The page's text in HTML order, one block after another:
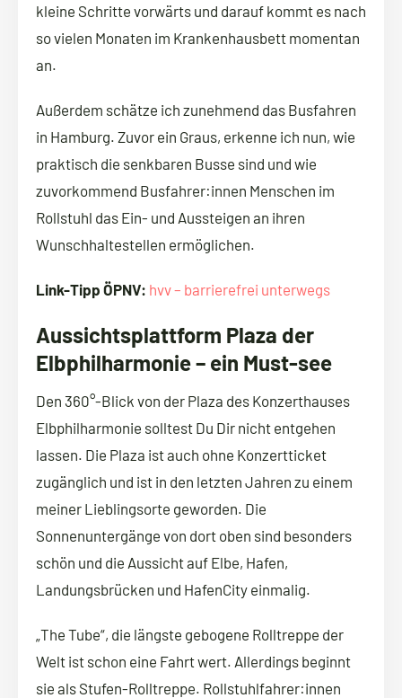
kleine Schritte vorwärts und darauf kommt es nach
so vielen Monaten im Krankenhausbett momentan
an.
Außerdem schätze ich zunehmend das Busfahren
in Hamburg. Zuvor ein Graus, erkenne ich nun, wie
praktisch die senkbaren Busse sind und wie
zuvorkommend Busfahrer:innen Menschen im
Rollstuhl das Ein- und Aussteigen an ihren
Wunschhaltestellen ermöglichen.
Link-Tipp ÖPNV: hvv – barrierefrei unterwegs
Aussichtsplattform Plaza der
Elbphilharmonie – ein Must-see
Den 360°-Blick von der Plaza des Konzerthauses
Elbphilharmonie solltest Du Dir nicht entgehen
lassen. Die Plaza ist auch ohne Konzertticket
zugänglich und ist in den letzten Jahren zu einem
meiner Lieblingsorte geworden. Die
Sonnenuntergänge von dort oben sind besonders
schön und die Aussicht auf Elbe, Hafen,
Landungsbrücken und HafenCity einmalig.
„The Tube“, die längste gebogene Rolltreppe der
Welt ist schon eine Fahrt wert. Allerdings beginnt
sie als Stufen-Rolltreppe. Rollstuhlfahrer:innen